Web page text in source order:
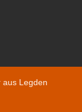
aus Legden